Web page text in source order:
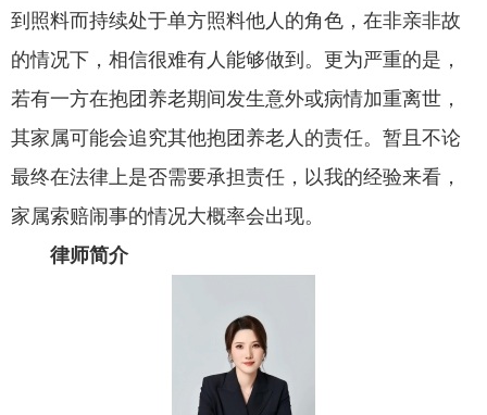
到照料而持续处于单方照料他人的角色，在非亲非故
的情况下，相信很难有人能够做到。更为严重的是，
若有一方在抱团养老期间发生意外或病情加重离世，
其家属可能会追究其他抱团养老人的责任。暂且不论
最终在法律上是否需要承担责任，以我的经验来看，
家属索赔闹事的情况大概率会出现。
律师简介